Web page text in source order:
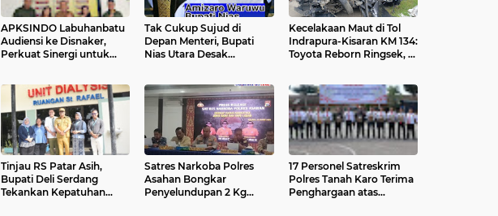
APKSINDO Labuhanbatu
Audiensi ke Disnaker,
Perkuat Sinergi untuk
Tak Cukup Sujud di
Depan Menteri, Bupati
Nias Utara Desak
Prabowo!"
Kecelakaan Maut di Tol
Indrapura-Kisaran KM 134:
Toyota Reborn Ringsek, 4
Tinjau RS Patar Asih,
Bupati Deli Serdang
Tekankan Kepatuhan
Satres Narkoba Polres
Asahan Bongkar
Penyelundupan 2 Kg
17 Personel Satreskrim
Polres Tanah Karo Terima
Penghargaan atas